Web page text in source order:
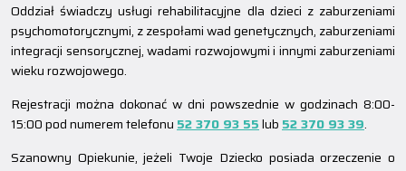
Oddział świadczy usługi rehabilitacyjne dla dzieci z zaburzeniami
psychomotorycznymi, z zespołami wad genetycznych, zaburzeniami
integracji sensorycznej, wadami rozwojowymi i innymi zaburzeniami
wieku rozwojowego.
Rejestracji można dokonać w dni powszednie w godzinach 8:00-
15:00 pod numerem telefonu 52 370 93 55lub 52 370 93 39.
Szanowny Opiekunie, jeżeli Twoje Dziecko posiada orzeczenie o